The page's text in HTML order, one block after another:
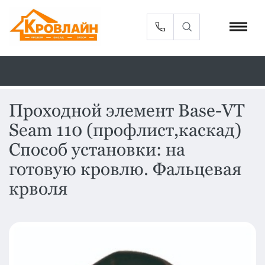
Металлочерепица
Сайдинг
Фасадные
панели
Проходной элемент Base-VT
Seam 110 (профлист,каскад)
Способ установки: на
готовую кровлю. Фальцевая
крволя